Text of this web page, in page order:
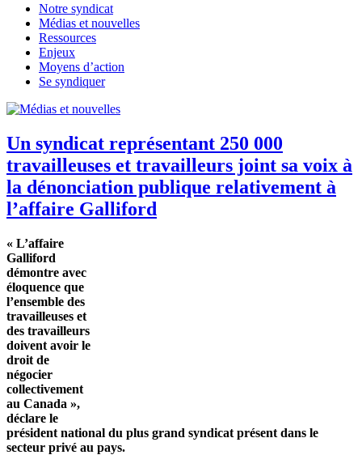
Notre syndicat
Médias et nouvelles
Ressources
Enjeux
Moyens d’action
Se syndiquer
Un syndicat représentant 250 000
travailleuses et travailleurs joint sa voix à
la dénonciation publique relativement à
l’affaire Galliford
« L’affaire
Galliford
démontre avec
éloquence que
l’ensemble des
travailleuses et
des travailleurs
doivent avoir le
droit de
négocier
collectivement
au Canada »,
déclare le
président national du plus grand syndicat présent dans le
secteur privé au pays.